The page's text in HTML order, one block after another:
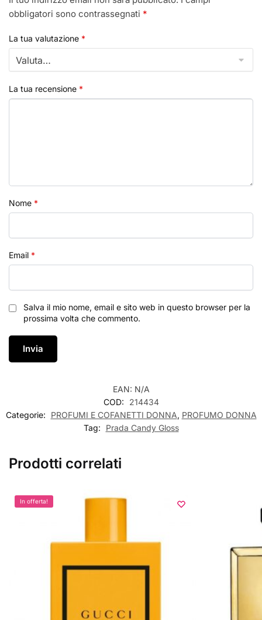
obbligatori sono contrassegnati *
La tua valutazione *
La tua recensione *
Nome *
Email *
Salva il mio nome, email e sito web in questo browser per la
prossima volta che commento.
EAN: N/A
COD:
214434
Categorie:
PROFUMI E COFANETTI DONNA, PROFUMO DONNA
Tag:
Prada Candy Gloss
Prodotti correlati
In offerta!